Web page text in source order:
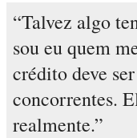
Talvez algo
sou eu quem
crédito deve
concorrentes.
realmente.